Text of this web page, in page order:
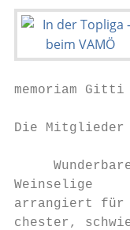
memoriam
Die Mitglieder
Weinselige
arrangiert für
chester,